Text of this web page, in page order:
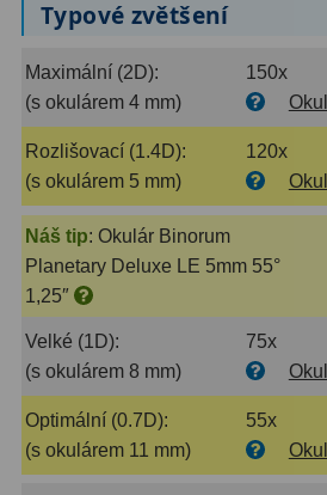
Adaptéry projekční11
Adaptéry T239
Filtry L-RGB
Filtry IR-Pass6
Filtry IR-Block10
Filtry Clip5
Filtry CCD Hα, OIII
Filtrová kola a rámy
Rovnače a reduktory13
Typové zvětšení
Maximální (2D):
150x
(s okulárem 4 mm)
Rozlišovací (1.4D):
120x
(s okulárem 5 mm)
Náš tip: Okulár Binorum
Planetary Deluxe LE 5mm 55°
1,25″
Velké (1D):
75x
(s okulárem 8 mm)
Optimální (0.7D):
55x
(s okulárem 11 mm)